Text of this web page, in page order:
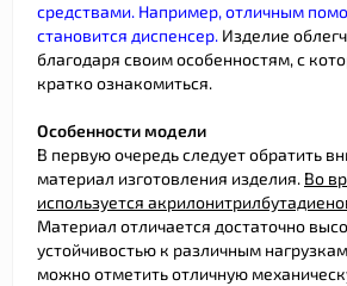
средствами. Например, отличным
становится диспенсер. Изделие
благодаря своим особенностям, с
кратко ознакомиться.
Особенности модели
В первую очередь следует обратить
материал изготовления изделия. Во
используется
Материал отличается достаточно
устойчивостью к различным
можно отметить отличную